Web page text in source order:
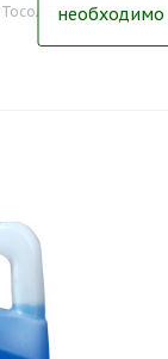
Тосол EVEREST 10кг
необходимо